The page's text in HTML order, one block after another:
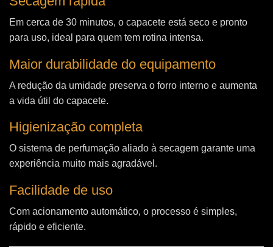
Em cerca de 30 minutos, o capacete está seco e pronto
para uso, ideal para quem tem rotina intensa.
Maior durabilidade do equipamento
A redução da umidade preserva o forro interno e aumenta
a vida útil do capacete.
Higienização completa
O sistema de perfumação aliado à secagem garante uma
experiência muito mais agradável.
Facilidade de uso
Com acionamento automático, o processo é simples,
rápido e eficiente.